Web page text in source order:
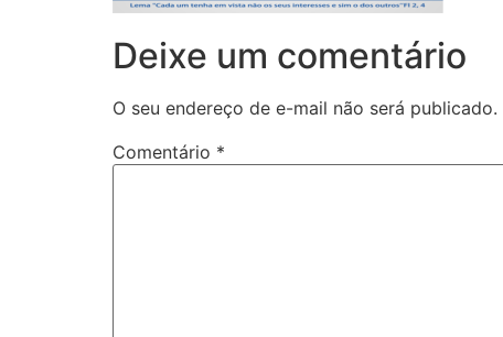
Deixe um comentário
O seu endereço de e-mail não será publicado.
Comentário *